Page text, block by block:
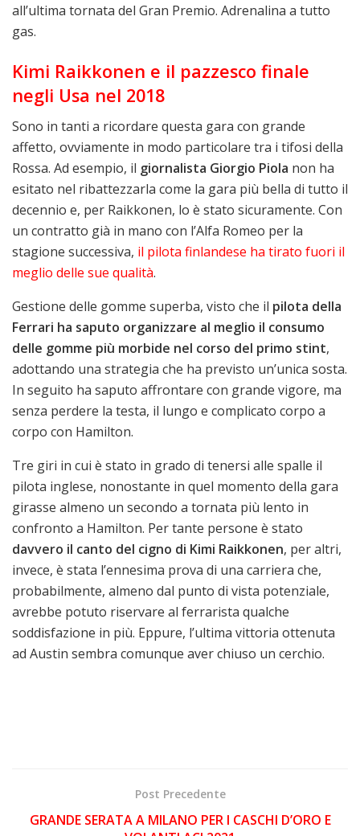
all’ultima tornata del Gran Premio. Adrenalina a tutto
gas.
Kimi Raikkonen e il pazzesco finale
negli Usa nel 2018
Sono in tanti a ricordare questa gara con grande
affetto, ovviamente in modo particolare tra i tifosi della
Rossa. Ad esempio, il giornalista Giorgio Piola non ha
esitato nel ribattezzarla come la gara più bella di tutto il
decennio e, per Raikkonen, lo è stato sicuramente. Con
un contratto già in mano con l’Alfa Romeo per la
stagione successiva, il pilota finlandese ha tirato fuori il
meglio delle sue qualità.
Gestione delle gomme superba, visto che il pilota della
Ferrari ha saputo organizzare al meglio il consumo
delle gomme più morbide nel corso del primo stint,
adottando una strategia che ha previsto un’unica sosta.
In seguito ha saputo affrontare con grande vigore, ma
senza perdere la testa, il lungo e complicato corpo a
corpo con Hamilton.
Tre giri in cui è stato in grado di tenersi alle spalle il
pilota inglese, nonostante in quel momento della gara
girasse almeno un secondo a tornata più lento in
confronto a Hamilton. Per tante persone è stato
davvero il canto del cigno di Kimi Raikkonen, per altri,
invece, è stata l’ennesima prova di una carriera che,
probabilmente, almeno dal punto di vista potenziale,
avrebbe potuto riservare al ferrarista qualche
soddisfazione in più. Eppure, l’ultima vittoria ottenuta
ad Austin sembra comunque aver chiuso un cerchio.
Post Precedente
GRANDE SERATA A MILANO PER I CASCHI D’ORO E